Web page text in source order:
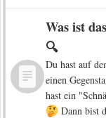
Was ist
🔍
Du hast auf
einen
hast ein
Dann bist